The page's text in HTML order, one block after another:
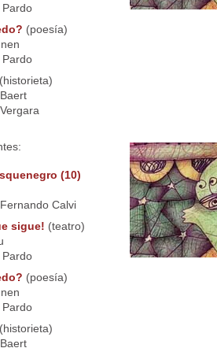
(poesía)
(historieta)
(10)
Calvi
sigue! (teatro)
(poesía)
(historieta)